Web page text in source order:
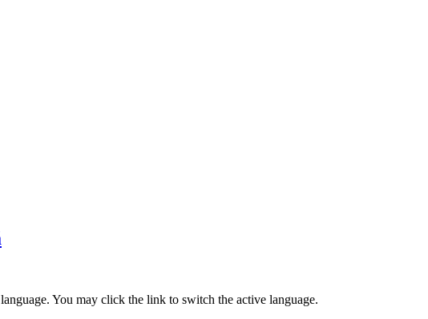
You may click the link to switch the active language.